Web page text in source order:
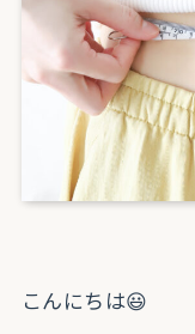
こんにちは😃